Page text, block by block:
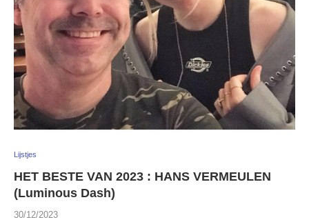
Lijstjes
HET BESTE VAN 2023 : HANS VERMEULEN
(Luminous Dash)
30/12/2023